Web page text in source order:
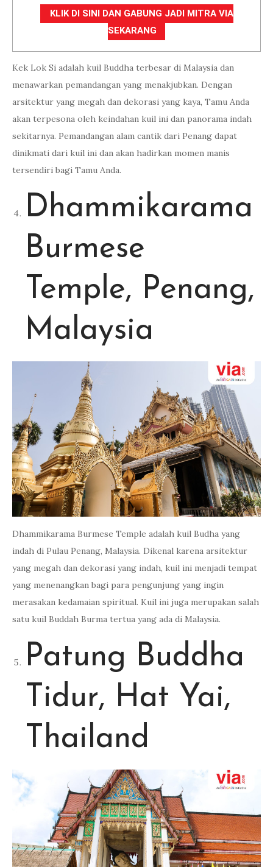
KLIK DI SINI DAN GABUNG JADI MITRA VIA
SEKARANG
Kek Lok Si adalah kuil Buddha terbesar di Malaysia dan
menawarkan pemandangan yang menakjubkan. Dengan
arsitektur yang megah dan dekorasi yang kaya, Tamu Anda
akan terpesona oleh keindahan kuil ini dan panorama indah
sekitarnya. Pemandangan alam cantik dari Penang dapat
dinikmati dari kuil ini dan akan hadirkan momen manis
tersendiri bagi Tamu Anda.
Dhammikarama
Burmese
Temple, Penang,
Malaysia
Dhammikarama Burmese Temple adalah kuil Budha yang
indah di Pulau Penang, Malaysia. Dikenal karena arsitektur
yang megah dan dekorasi yang indah, kuil ini menjadi tempat
yang menenangkan bagi para pengunjung yang ingin
merasakan kedamaian spiritual. Kuil ini juga merupakan salah
satu kuil Buddah Burma tertua yang ada di Malaysia.
Patung Buddha
Tidur, Hat Yai,
Thailand